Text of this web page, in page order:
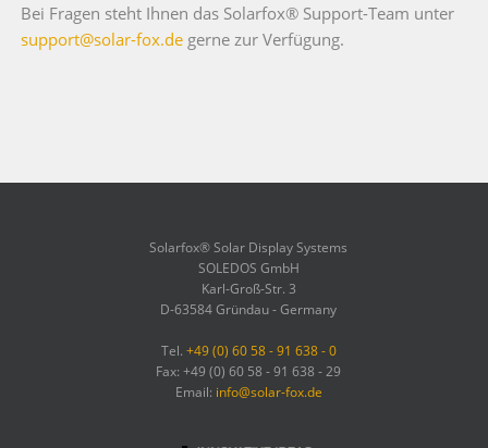
Bei Fragen steht Ihnen das Solarfox® Support-Team unter
support@solar-fox.degerne zur Verfügung.
Solarfox® Solar Display Systems
SOLEDOS GmbH
Karl-Groß-Str. 3
D-63584 Gründau - Germany
Tel. +49 (0) 60 58 - 91 638 - 0
Fax: +49 (0) 60 58 - 91 638 - 29
Email: info@solar-fox.de